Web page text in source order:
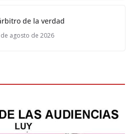
de la verdad
agosto de 2026